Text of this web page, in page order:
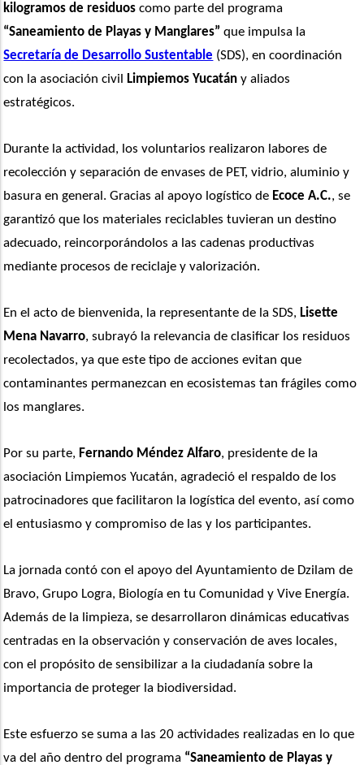
kilogramos de residuos como parte del programa
“Saneamiento de Playas y Manglares”
Secretaría de Desarrollo Sustentable (SDS), en coordinación
con la asociación civil
Limpiemos Yucatán y aliados
estratégicos.
Durante la actividad, los voluntarios realizaron labores de
recolección y separación de envases de PET, vidrio, aluminio y
basura en general. Gracias al apoyo logístico de Ecoce A.C., se
garantizó que los materiales reciclables tuvieran un destino
adecuado, reincorporándolos a las cadenas productivas
mediante procesos de reciclaje y valorización.
En el acto de bienvenida, la representante de la SDS, Lisette
Mena Navarro, subrayó la relevancia de clasificar los residuos
recolectados, ya que este tipo de acciones evitan que
contaminantes permanezcan en ecosistemas tan frágiles como
los manglares.
Por su parte, Fernando Méndez Alfaro, presidente de la
asociación Limpiemos Yucatán, agradeció el respaldo de los
patrocinadores que facilitaron la logística del evento, así como
el entusiasmo y compromiso de las y los participantes.
La jornada contó con el apoyo del Ayuntamiento de Dzilam de
Bravo, Grupo Logra, Biología en tu Comunidad y Vive Energía.
Además de la limpieza, se desarrollaron dinámicas educativas
centradas en la observación y conservación de aves locales,
con el propósito de sensibilizar a la ciudadanía sobre la
importancia de proteger la biodiversidad.
Este esfuerzo se suma a las 20 actividades realizadas en lo que
va del año dentro del programa “Saneamiento de Playas y